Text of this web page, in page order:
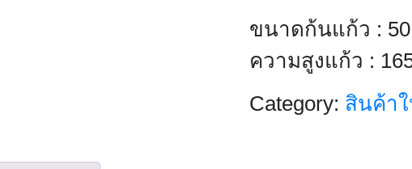
ขนาดก้นแก้ว : 50
ความสูงแก้ว :
Category: สินค้า